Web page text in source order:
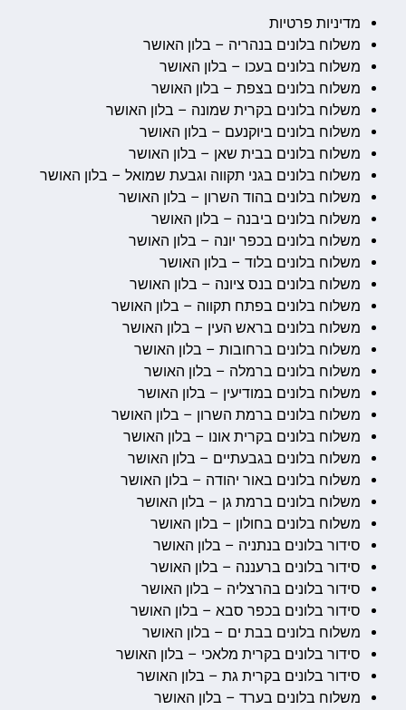
מדיניות פרטיות
משלוח בלונים בנהריה – בלון האושר
משלוח בלונים בעכו – בלון האושר
משלוח בלונים בצפת – בלון האושר
משלוח בלונים בקרית שמונה – בלון האושר
משלוח בלונים ביוקנעם – בלון האושר
משלוח בלונים בבית שאן – בלון האושר
משלוח בלונים בגני תקווה וגבעת שמואל – בלון האושר
משלוח בלונים בהוד השרון – בלון האושר
משלוח בלונים ביבנה – בלון האושר
משלוח בלונים בכפר יונה – בלון האושר
משלוח בלונים בלוד – בלון האושר
משלוח בלונים בנס ציונה – בלון האושר
משלוח בלונים בפתח תקווה – בלון האושר
משלוח בלונים בראש העין – בלון האושר
משלוח בלונים ברחובות – בלון האושר
משלוח בלונים ברמלה – בלון האושר
משלוח בלונים במודיעין – בלון האושר
משלוח בלונים ברמת השרון – בלון האושר
משלוח בלונים בקרית אונו – בלון האושר
משלוח בלונים בגבעתיים – בלון האושר
משלוח בלונים באור יהודה – בלון האושר
משלוח בלונים ברמת גן – בלון האושר
משלוח בלונים בחולון – בלון האושר
סידור בלונים בנתניה – בלון האושר
סידור בלונים ברעננה – בלון האושר
סידור בלונים בהרצליה – בלון האושר
סידור בלונים בכפר סבא – בלון האושר
משלוח בלונים בבת ים – בלון האושר
סידור בלונים בקרית מלאכי – בלון האושר
סידור בלונים בקרית גת – בלון האושר
משלוח בלונים בערד – בלון האושר